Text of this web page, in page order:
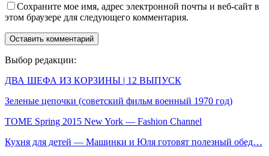
Сохраните мое имя, адрес электронной почты и веб-сайт в
этом браузере для следующего комментария.
Выбор редакции:
ДВА ШЕФА ИЗ КОРЗИНЫ | 12 ВЫПУСК
Зеленые цепочки (советский фильм военный 1970 год)
TOME Spring 2015 New York — Fashion Channel
Кухня для детей — Машинки и Юля готовят полезный обед…